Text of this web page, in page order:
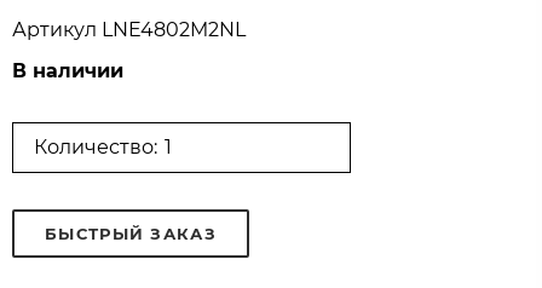
Артикул LNE4802M2NL
В наличии
Количество:
БЫСТРЫЙ ЗАКАЗ